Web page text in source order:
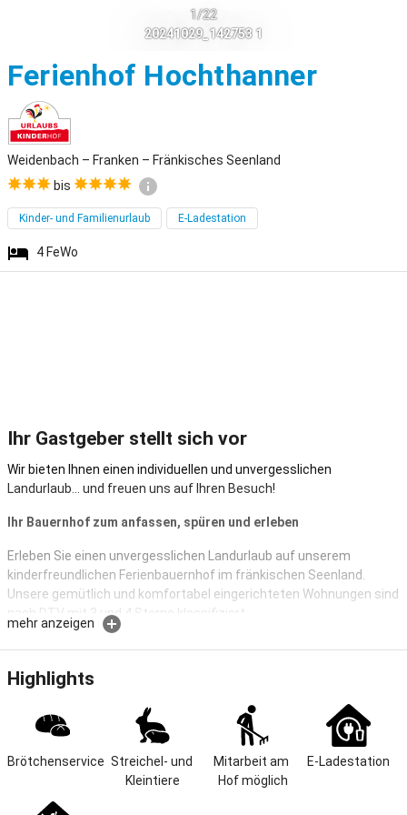
1/22
20241029_142753 1
Ferienhof Hochthanner
Weidenbach – Franken – Fränkisches Seenland
bis
Kinder- und Familienurlaub E-Ladestation
4 FeWo
Ihr Gastgeber stellt sich vor
Wir bieten Ihnen einen individuellen und unvergesslichen
Landurlaub… und freuen uns auf Ihren Besuch!
Ihr Bauernhof zum anfassen, spüren und erleben
Erleben Sie einen unvergesslichen Landurlaub auf unserem
kinderfreundlichen Ferienbauernhof im fränkischen Seenland.
Unsere gemütlich und komfortabel eingerichteten Wohnungen sind
nach DTV mit 3 und 4 Sterne klassifiziert.
Der Ferienhof Hochthanner ist ein naturnah bewirtschafteter
Unser Bauernhof wird seit 1890 bewirtschaftet und befindet sich
zwischen der Residenzstadt Ansbach und dem Altmühlsee. Wir
betreiben Ackerbau, Forstwirtschaft und unsere Tiere. In unserem
großen Innenhof können sich die Kinder nach Herzenslust
austoben. Wir haben ein großes Trampolin, einen Spielplatz mit
Schaukel, Rutsche, Tischtennisplatte, überdachten Sandkasten
mit Spielhaus und genügend Sitzgelegenheiten zum Entspannen.
mehr anzeigen
Highlights
Brötchenservice Streichel- und
Kleintiere
Mitarbeit am
Hof möglich
E-Ladestation